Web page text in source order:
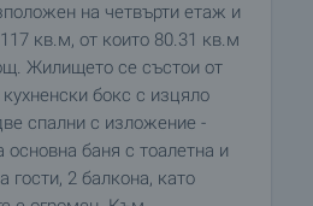
на четвърти етаж и
кв.м, от които 80.31 кв.м
Жилището се състои от
бокс с изцяло
спални с изложение -
основна баня с тоалетна и
гости, 2 балкона, като